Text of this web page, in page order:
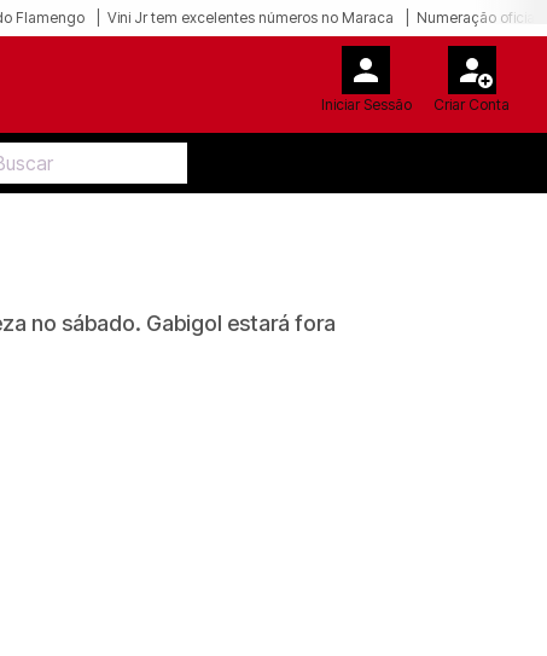
Flamengo Vini Jr tem excelentes números no Maraca Numeração oficial
Iniciar Sessão Criar Conta
no sábado. Gabigol estará fora